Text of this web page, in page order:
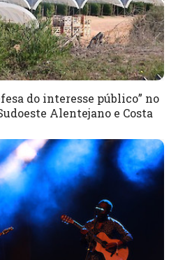
do interesse público” no
Alentejano e Costa